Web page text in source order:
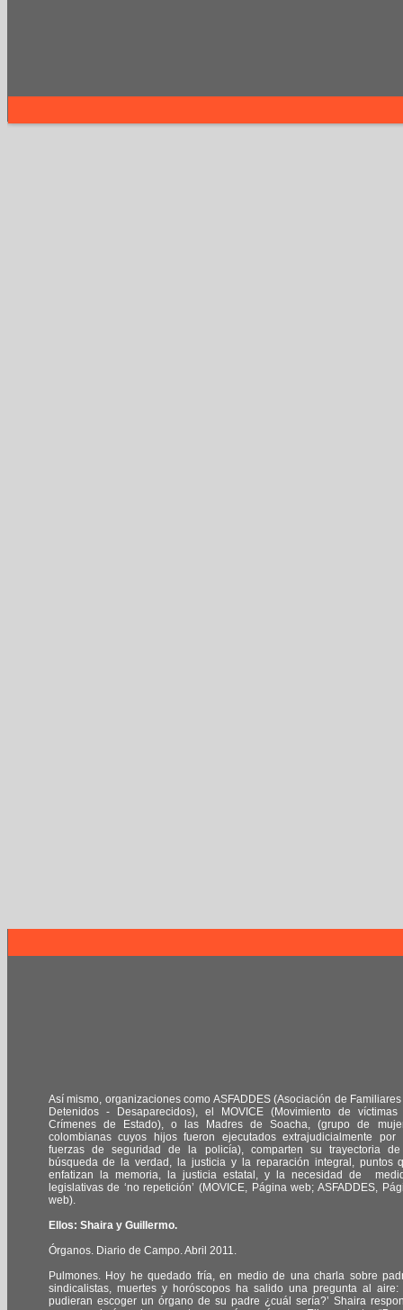
Así mismo, organizaciones como ASFADDES (Asociación de
Detenidos - Desaparecidos), el MOVICE (Movimiento de víctimas
Crímenes de Estado), o las Madres de Soacha, (grupo de
colombianas cuyos hijos fueron ejecutados extrajudicialmente por
fuerzas de seguridad de la policía), comparten su trayectoria
búsqueda de la verdad, la justicia y la reparación integral, puntos
enfatizan la memoria, la justicia estatal, y la necesidad de
legislativas de ‘no repetición’ (MOVICE, Página web; ASFADDES,
web).
Ellos: Shaira y Guillermo.
Órganos. Diario de Campo. Abril 2011.
Pulmones. Hoy he quedado fría, en medio de una charla sobre
sindicalistas, muertes y horóscopos ha salido una pregunta al aire:
pudieran escoger un órgano de su padre ¿cuál sería?’ Shaira